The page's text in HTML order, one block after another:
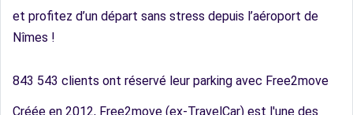
et profitez d’un départ sans stress depuis l’aéroport de
Nîmes !
843 543 clients ont réservé leur parking avec Free2move
Créée en 2012, Free2move (ex-TravelCar) est l'une des